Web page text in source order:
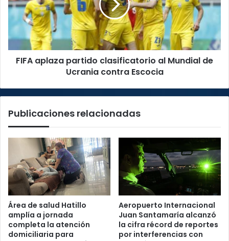
al
Mundial
de
Ucrania
contra
Escocia
FIFA aplaza partido clasificatorio al Mundial de
Ucrania contra Escocia
Publicaciones relacionadas
Área de salud Hatillo
amplía a jornada
completa la atención
domiciliaria para
Aeropuerto Internacional
Juan Santamaría alcanzó
la cifra récord de reportes
por interferencias con